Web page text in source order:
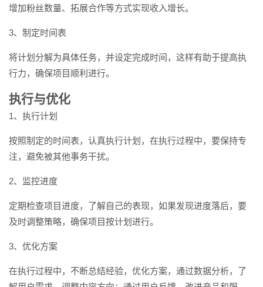
增加粉丝数量、拓展合作等方式实现收入增长。
3、制定时间表
将计划分解为具体任务，并设定完成时间，这样有助于提高执
行力，确保项目顺利进行。
执行与优化
1、执行计划
按照制定的时间表，认真执行计划，在执行过程中，要保持专
注，避免被其他事务干扰。
2、监控进度
定期检查项目进度，了解自己的表现，如果发现进度落后，要
及时调整策略，确保项目按计划进行。
3、优化方案
在执行过程中，不断总结经验，优化方案，通过数据分析，了